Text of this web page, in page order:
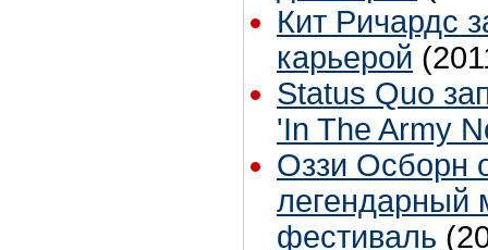
Кит Ричардс
карьерой
Status Quo
'In The Army
Оззи Осборн
легендарный
фестиваль